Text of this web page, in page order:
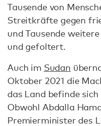
Tausende von
Streitkräfte gegen
und Tausende
und gefoltert.
Auch im Sudan
Oktober 2021 die
das Land befinde sich
Obwohl Abdalla
Premierminister des